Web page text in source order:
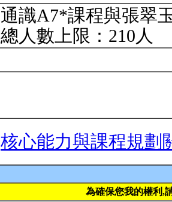
通識A7*課程與張翠
總人數上限：210人
核心能力與課程規劃
為確保您我的權利,